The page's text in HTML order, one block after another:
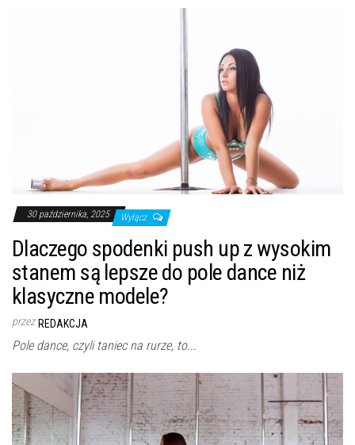
30 października, 2025 Wyłącz
Dlaczego spodenki push up z wysokim
stanem są lepsze do pole dance niż
klasyczne modele?
przez REDAKCJA
Pole dance, czyli taniec na rurze, to...